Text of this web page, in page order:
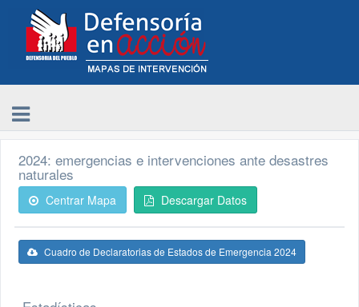
2024: emergencias e intervenciones ante desastres
naturales
Centrar Mapa Descargar Datos
Cuadro de Declaratorias de Estados de Emergencia 2024